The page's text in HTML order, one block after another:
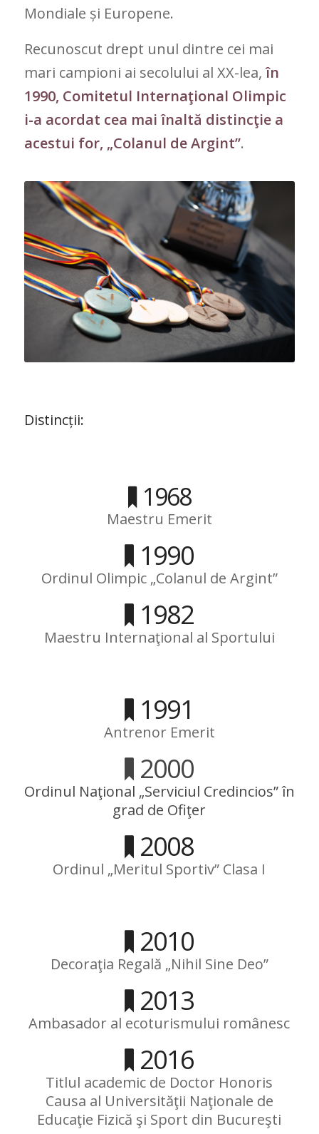
Mondiale și Europene.
Recunoscut drept unul dintre cei mai
mari campioni ai secolului al XX-lea,în
1990, Comitetul Internaţional Olimpic
i-a acordat cea mai înaltă distincţie a
acestui for, „Colanul de Argint”.
Distincții:
1968
Maestru Emerit
1990
Ordinul Olimpic „Colanul de Argint”
1982
Maestru Internaţional al Sportului
1991
Antrenor Emerit
2000
Ordinul Naţional „Serviciul Credincios” în
grad de Ofiţer
2008
Ordinul „Meritul Sportiv” Clasa I
2010
Decoraţia Regală „Nihil Sine Deo”
2013
Ambasador al ecoturismului românesc
2016
Titlul academic de Doctor Honoris
Causa al Universităţii Naţionale de
Educaţie Fizică şi Sport din Bucureşti